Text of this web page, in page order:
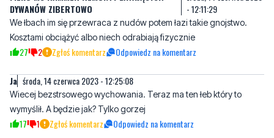
27 2 Zgłoś komentarz Odpowiedz na komentarz
Ja środa, 14 czerwca 2023 - 12:25:08
Wiecej bezstrsowego wychowania. Teraz ma ten łeb który to
17 1 Zgłoś komentarz Odpowiedz na komentarz
Cóż rzec można.... środa, 14 czerwca 2023 - 13:07:05
Odbył się kolejny cykliczny western dzielnych rycerzy z cyklu